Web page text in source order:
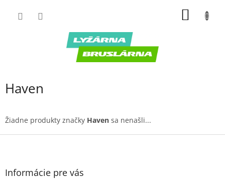
Haven
Žiadne produkty značky Haven sa nenašli...
Z
Informácie pre vás